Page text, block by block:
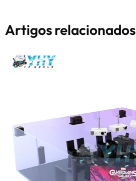
Artigos relacionados